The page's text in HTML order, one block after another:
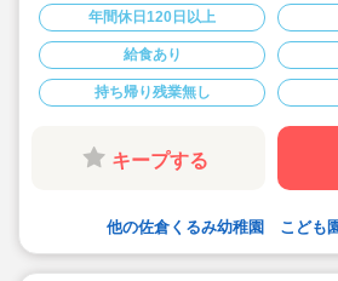
◆クラスを受け持つ先生は延長
せん。（遅番担当に交代するた
◆複数担任制で分業しています
◆車通勤可
年間休日120日以上
給食あり
持ち帰り残業無し
キープする
他の佐倉くるみ幼稚園 こども